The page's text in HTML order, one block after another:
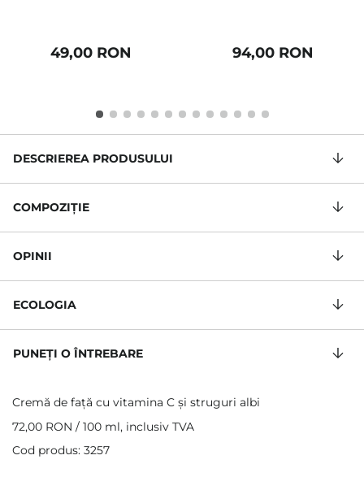
49,00 RON 94,00 RON
DESCRIEREA PRODUSULUI
COMPOZIŢIE
OPINII
ECOLOGIA
PUNEȚI O ÎNTREBARE
Cremă de față cu vitamina C și struguri albi
72,00 RON / 100 ml, inclusiv TVA
Cod produs: 3257